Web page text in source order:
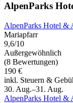
AlpenParks
AlpenParks Hotel &
Mariapfarr
9,6/10
Außergewöhnlich
(8 Bewertungen)
190 €
inkl. Steuern &
30. Aug.–31. Aug.
AlpenParks Hotel &